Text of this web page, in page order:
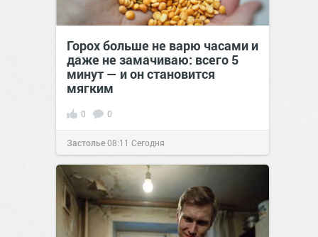
Горох больше не варю часами и
даже не замачиваю: всего 5
минут — и он становится
мягким
0 0
Застолье08:11 Сегодня